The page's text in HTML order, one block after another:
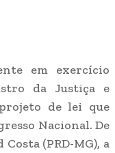
em exercício
da Justiça e
de lei que
Nacional. De
(PRD-MG), a